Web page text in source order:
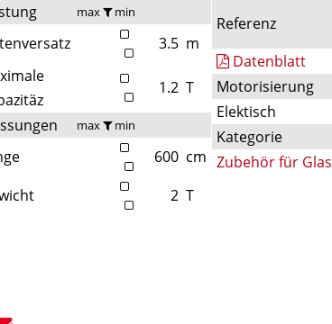
max min
3.5 m
1.2 T
max min
600 cm
2 T
Referenz
Datenblatt
Motorisierung
Elektisch
Kategorie
Zubehör für Glas